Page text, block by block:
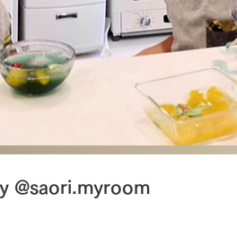
@saori.myroom